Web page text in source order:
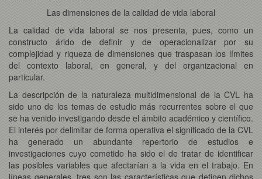
Las dimensiones de la calidad de vida laboral
La calidad de vida laboral se nos presenta, pues, como un
constructo árido de definir y de operacionalizar por su
complejidad y riqueza de dimensiones que traspasan los límites
del contexto laboral, en general, y del organizacional en
particular.
La descripción de la naturaleza multidimensional de la CVL ha
sido uno de los temas de estudio más recurrentes sobre el que
se ha venido investigando desde el ámbito académico y científico.
El interés por delimitar de forma operativa el significado de la CVL
ha generado un abundante repertorio de estudios e
investigaciones cuyo cometido ha sido el de tratar de identificar
las posibles variables que afectarían a la vida en el trabajo. En
líneas generales, tres son las características que definen dichos